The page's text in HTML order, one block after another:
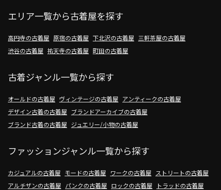
エリア一覧から古着屋を探す
高円寺の古着屋 原宿の古着屋 下北沢の古着屋 三軒茶屋の古着屋
渋谷の古着屋 祐天寺の古着屋 町田の古着屋
古着ジャンル一覧から探す
オールドの古着屋 ヴィンテージの古着屋 アンティークの古着屋
デザイン古着の古着屋 ブランドアーカイブの古着屋
ブランド古着の古着屋 ジュエリー/小物の古着屋
ファッションジャンル一覧から探す
カジュアルの古着屋 モードの古着屋 ワークの古着屋
ストリートの古着屋
アルチザンの古着屋 パンクの古着屋 ロックの古着屋
トラッドの古着屋